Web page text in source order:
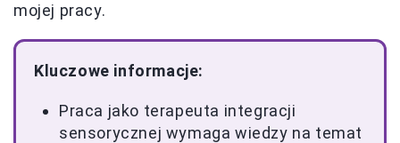
mojej pracy.
Kluczowe informacje:
Praca jako terapeuta integracji
sensorycznej wymaga wiedzy na temat